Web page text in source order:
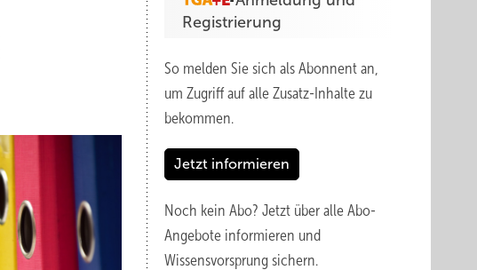
Registrierung
So melden Sie sich als Abonnent an,
um Zugriff auf alle Zusatz-Inhalte zu
bekommen.
Jetzt informieren
Noch kein Abo? Jetzt über alle Abo-
Angebote informieren und
Wissensvorsprung sichern.